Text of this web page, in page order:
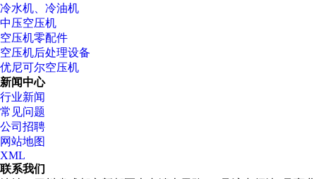
冷水机、冷油机
中压空压机
空压机零配件
空压机后处理设备
优尼可尔空压机
新闻中心
行业新闻
常见问题
公司招聘
网站地图
XML
联系我们